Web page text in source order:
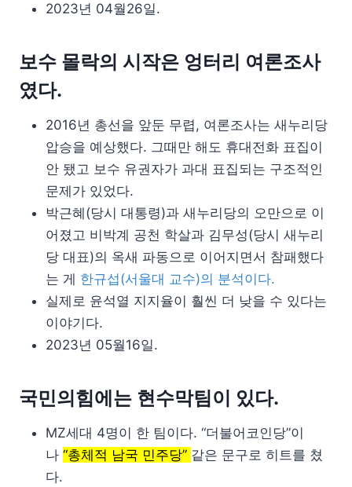
2023년 04월26일.
보수 몰락의 시작은 엉터리 여론조사
였다.
2016년 총선을 앞둔 무렵, 여론조사는 새누리당
압승을 예상했다. 그때만 해도 휴대전화 표집이
안 됐고 보수 유권자가 과대 표집되는 구조적인
문제가 있었다.
박근혜(당시 대통령)과 새누리당의 오만으로 이
어졌고 비박계 공천 학살과 김무성(당시 새누리
당 대표)의 옥새 파동으로 이어지면서 참패했다
는 게 한규섭(서울대 교수)의 분석이다.
실제로 윤석열 지지율이 훨씬 더 낮을 수 있다는
이야기다.
2023년 05월16일.
국민의힘에는 현수막팀이 있다.
MZ세대 4명이 한 팀이다. “더불어코인당”이
나 “총체적 남국 민주당” 같은 문구로 히트를 쳤
다.